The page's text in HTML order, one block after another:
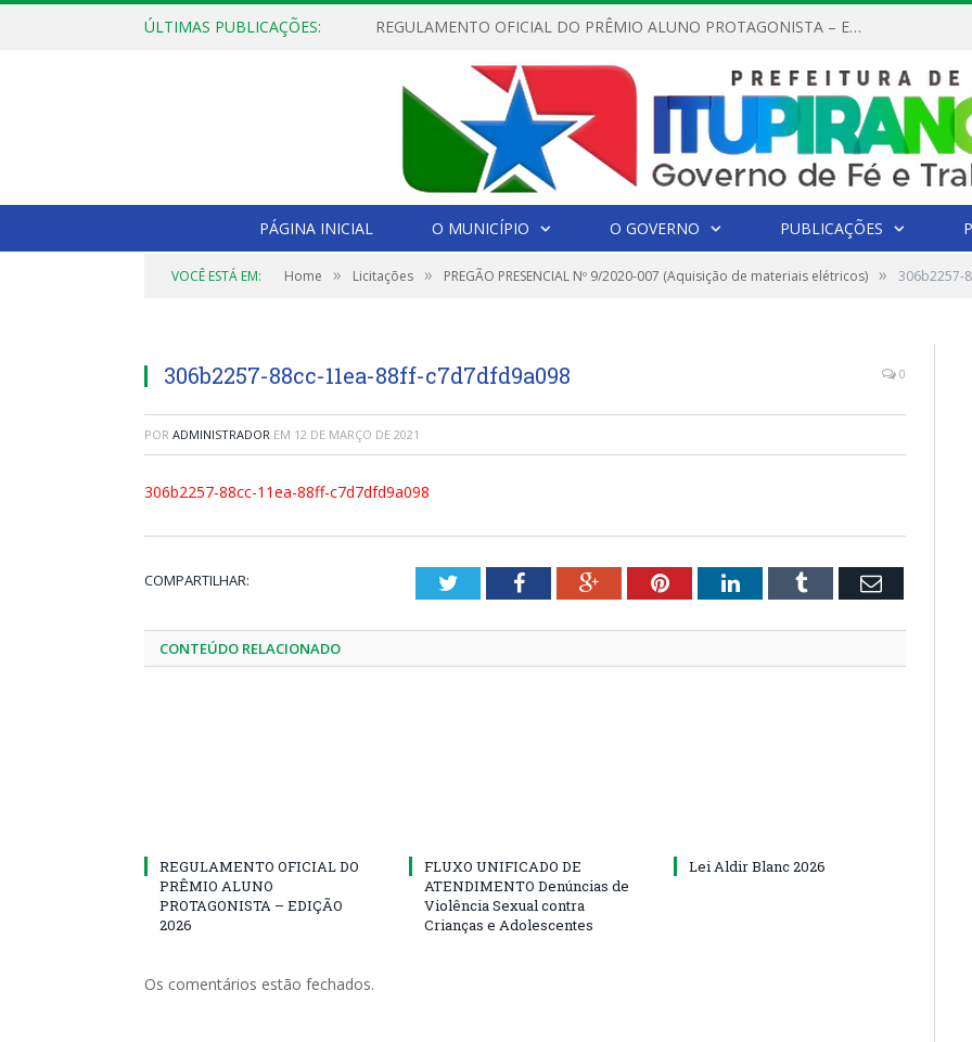
ÚLTIMAS PUBLICAÇÕES: REGULAMENTO OFICIAL DO PRÊMIO ALUNO PROTAGONISTA – EDIÇÃO 2026
PÁGINA INICIAL O MUNICÍPIO O GOVERNO PUBLICAÇÕES
VOCÊ ESTÁ EM: Home » Licitações » PREGÃO PRESENCIAL Nº 9/2020-007 (Aquisição de materiais elétricos) » 306b2257-
306b2257-88cc-11ea-88ff-c7d7dfd9a098 0
POR ADMINISTRADOR EM 12 DE MARÇO DE 2021
306b2257-88cc-11ea-88ff-c7d7dfd9a098
COMPARTILHAR: TwitterFacebookGoogle+PinterestLinkedInTumblr Email
CONTEÚDO RELACIONADO
REGULAMENTO OFICIAL DO
PRÊMIO ALUNO
PROTAGONISTA – EDIÇÃO
2026
FLUXO UNIFICADO DE
ATENDIMENTO Denúncias de
Violência Sexual contra
Crianças e Adolescentes
Lei Aldir Blanc 2026
Os comentários estão fechados.